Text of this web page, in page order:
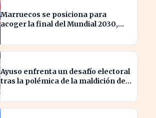
Marruecos se posiciona para
acoger la final del Mundial 2030,
Ayuso enfrenta un desafío electoral
tras la polémica de la maldición de